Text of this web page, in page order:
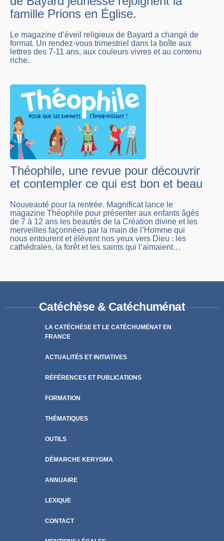
famille Prions en Église.
Le magazine d’éveil religieux de Bayard a changé de
format. Un rendez-vous trimestriel dans la boîte aux
lettres des 7-11 ans, aux couleurs vivres et au contenu
riche.
Théophile, une revue pour découvrir
et contempler ce qui est bon et beau
Nouveauté pour la rentrée. Magnificat lance le
magazine Théophile pour présenter aux enfants âgés
de 7 à 12 ans les beautés de la Création divine et les
merveilles façonnées par la main de l’Homme qui
nous entourent et élèvent nos yeux vers Dieu : les
cathédrales, la forêt et les saints qui l’aimaient…
Catéchèse & Catéchuménat
LA CATÉCHÈSE ET LE CATÉCHUMÉNAT EN
FRANCE
ACTUALITÉS ET INITIATIVES
RÉFÉRENCES ET PUBLICATIONS
FORMATION
THÉMATIQUES
OUTILS
DÉMARCHE KERYGMA
ANNUAIRE
LEXIQUE
CONTACT